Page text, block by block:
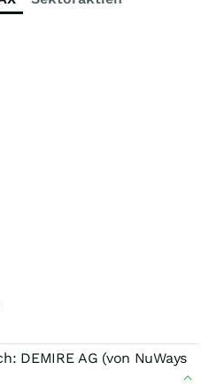
DEMIRE AG (von NuWays